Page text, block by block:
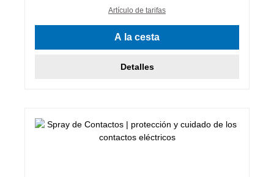
Artículo de tarifas
A la cesta
Detalles